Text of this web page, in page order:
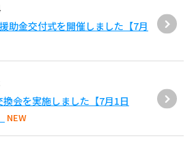
助金交付式を開催しました【7月
会を実施しました【7月1日
NEW